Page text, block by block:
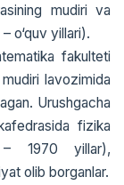
mudiri va
o‘quv yillari).
fakultеti
lavozimida
Urushgacha
fizika
– 1970 yillar),
olib borganlar.